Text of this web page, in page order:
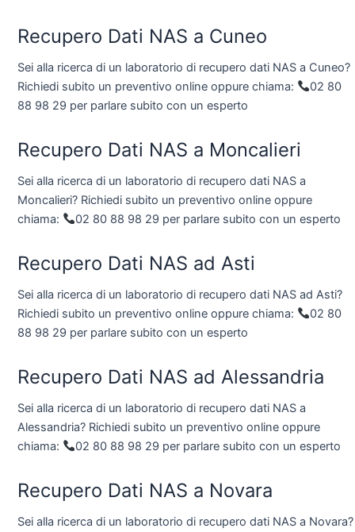
Recupero Dati NAS a Cuneo
Sei alla ricerca di un laboratorio di recupero dati NAS a Cuneo?
Richiedi subito un preventivo online oppure chiama:
02 80
88 98 29 per parlare subito con un esperto
Recupero Dati NAS a Moncalieri
Sei alla ricerca di un laboratorio di recupero dati NAS a
Moncalieri? Richiedi subito un preventivo online oppure
chiama:
02 80 88 98 29 per parlare subito con un esperto
Recupero Dati NAS ad Asti
Sei alla ricerca di un laboratorio di recupero dati NAS ad Asti?
Richiedi subito un preventivo online oppure chiama:
02 80
88 98 29 per parlare subito con un esperto
Recupero Dati NAS ad Alessandria
Sei alla ricerca di un laboratorio di recupero dati NAS a
Alessandria? Richiedi subito un preventivo online oppure
chiama:
02 80 88 98 29 per parlare subito con un esperto
Recupero Dati NAS a Novara
Sei alla ricerca di un laboratorio di recupero dati NAS a Novara?